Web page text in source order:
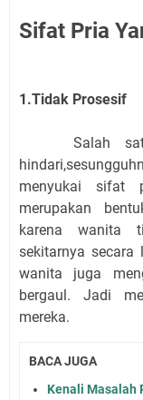
Sifat Pria
1.Tidak Prosesif
Salah satu
menyukai sifat
merupakan
karena wanita
sekitarnya
wanita juga
bergaul. Jadi
mereka.
BACA JUGA
Kenali Masalah